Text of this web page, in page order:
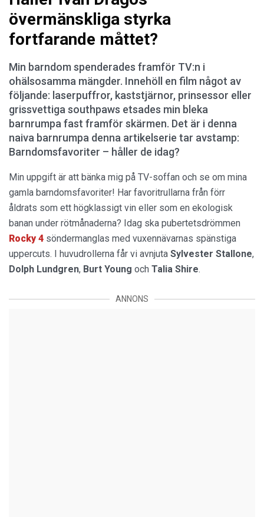
övermänskliga styrka
fortfarande måttet?
Min barndom spenderades framför TV:n i
ohälsosamma mängder. Innehöll en film något av
följande: laserpuffror, kaststjärnor, prinsessor eller
grissvettiga southpaws etsades min bleka
barnrumpa fast framför skärmen. Det är i denna
naiva barnrumpa denna artikelserie tar avstamp:
Barndomsfavoriter – håller de idag?
Min uppgift är att bänka mig på TV-soffan och se om mina
gamla barndomsfavoriter! Har favoritrullarna från förr
åldrats som ett högklassigt vin eller som en ekologisk
banan under rötmånaderna? Idag ska pubertetsdrömmen
Rocky 4 söndermanglas med vuxennävarnas spänstiga
uppercuts. I huvudrollerna får vi avnjuta Sylvester Stallone,
Dolph Lundgren, Burt Young och Talia Shire.
ANNONS